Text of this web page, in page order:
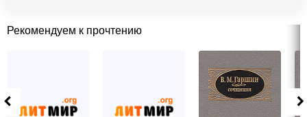
Рекомендуем к прочтению